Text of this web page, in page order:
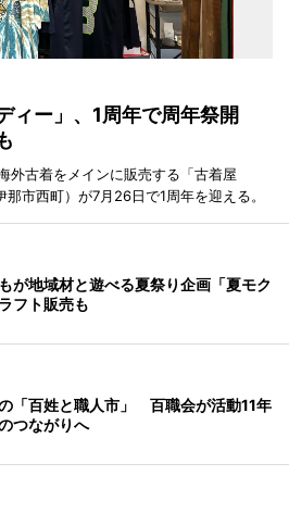
ィー」、1周年で周年祭開
外古着をメインに販売する「古着屋
市西町）が7月26日で1周年を迎える。
が地域材と遊べる夏祭り企画「夏モク
フト販売も
「百姓と職人市」 百職会が活動11年
つながりへ